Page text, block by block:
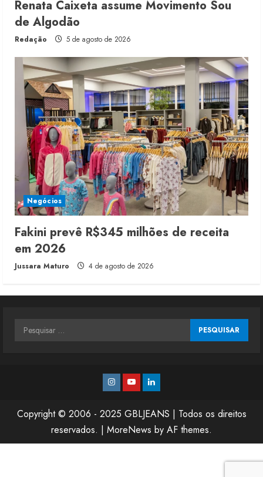
Renata Caixeta assume Movimento Sou
de Algodão
Redação 5 de agosto de 2026
Negócios
Fakini prevê R$345 milhões de receita
em 2026
Jussara Maturo 4 de agosto de 2026
Pesquisar
Instagram
YoutubeLinkedin
Copyright © 2006 - 2025 GBLJEANS | Todos os direitos
reservados. | MoreNews by AF themes.